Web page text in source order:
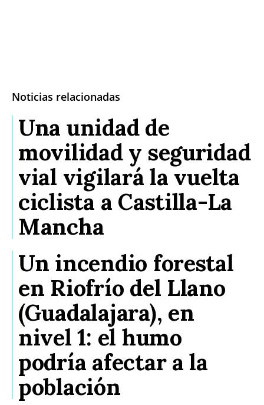
Noticias relacionadas
Una unidad de
movilidad y seguridad
vial vigilará la vuelta
ciclista a Castilla-La
Mancha
Un incendio forestal
en Riofrío del Llano
(Guadalajara), en
nivel 1: el humo
podría afectar a la
población